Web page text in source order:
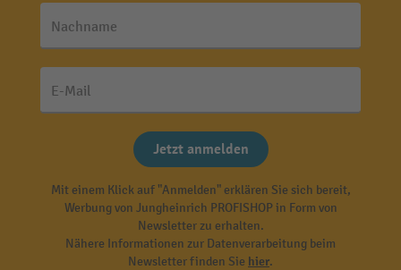
Nachname
E-Mail
Jetzt anmelden
Mit einem Klick auf "Anmelden" erklären Sie sich bereit,
Werbung von Jungheinrich PROFISHOP in Form von
Newsletter zu erhalten.
Nähere Informationen zur Datenverarbeitung beim
Newsletter finden Sie hier.